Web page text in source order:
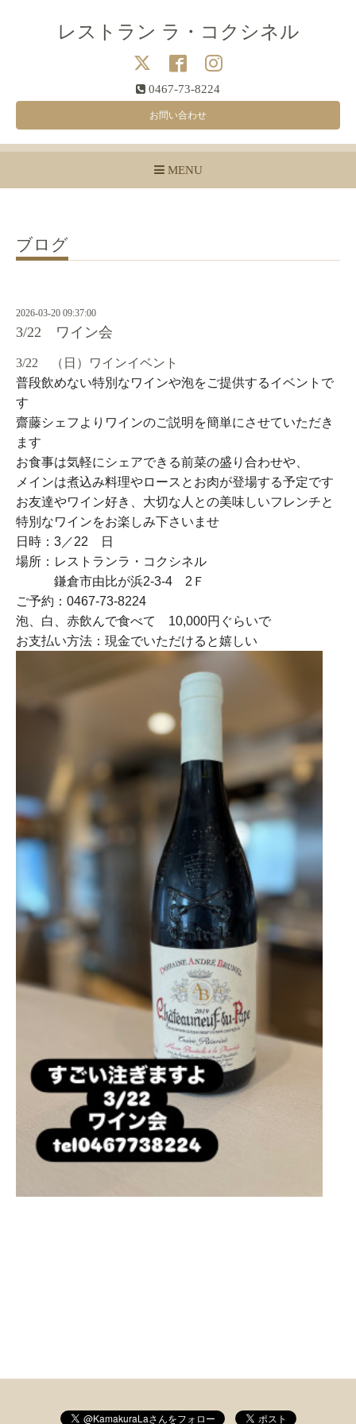
レストラン ラ・コクシネル
0467-73-8224
お問い合わせ
MENU
ブログ
2026-03-20 09:37:00
3/22 ワイン会
3/22 （日）ワインイベント
普段飲めない特別なワインや泡をご提供するイベントで
す
齋藤シェフよりワインのご説明を簡単にさせていただき
ます
お食事は気軽にシェアできる前菜の盛り合わせや、
メインは煮込み料理やロースとお肉が登場する予定です
お友達やワイン好き、 大切な人との美味しいフレンチと
特別なワインをお楽しみ下さいませ
日時：3／22 日
場所：レストランラ・コクシネル
鎌倉市由比が浜2-3-4 2Ｆ
ご予約：0467-73-8224
泡、白、赤飲んで食べて 10,000円ぐらいで
お支払い方法：現金でいただけると嬉しい